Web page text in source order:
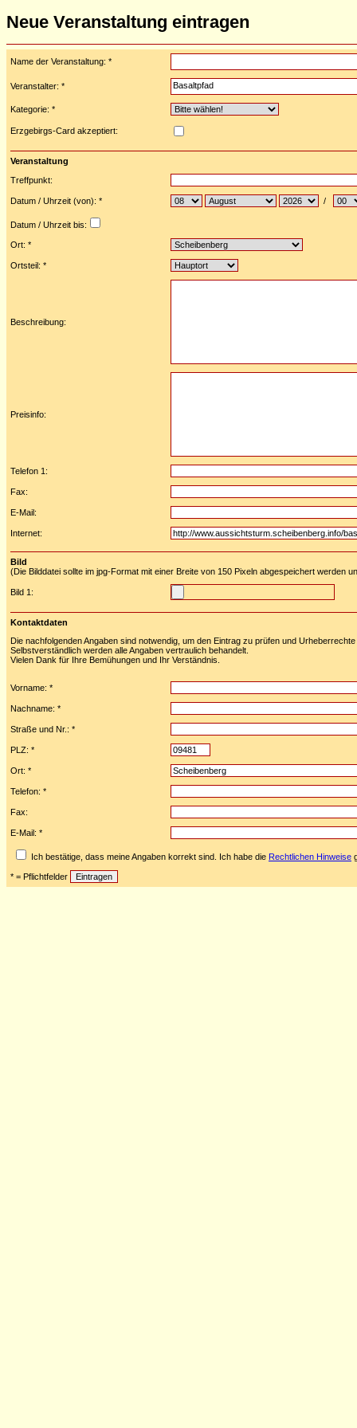
Neue Veranstaltung eintragen
Name der Veranstaltung: *
Veranstalter: *
Kategorie: *
Erzgebirgs-Card akzeptiert:
Veranstaltung
Treffpunkt:
Datum / Uhrzeit (von): * /
Datum / Uhrzeit bis:
Ort: *
Ortsteil: *
Beschreibung:
Preisinfo:
Telefon 1:
Fax:
E-Mail:
Internet:
Bild
(Die Bilddatei sollte im jpg-Format mit einer Breite von 150 Pixeln abgespeichert werden
Bild 1:
Kontaktdaten
Die nachfolgenden Angaben sind notwendig, um den Eintrag zu prüfen und
Selbstverständlich werden alle Angaben vertraulich behandelt.
Vielen Dank für Ihre Bemühungen und Ihr Verständnis.
Vorname: *
Nachname: *
Straße und Nr.: *
PLZ: *
Ort: *
Telefon: *
Fax:
E-Mail: *
Ich bestätige, dass meine Angaben korrekt sind. Ich habe die Rechtlichen Hinweise
* = Pflichtfelder